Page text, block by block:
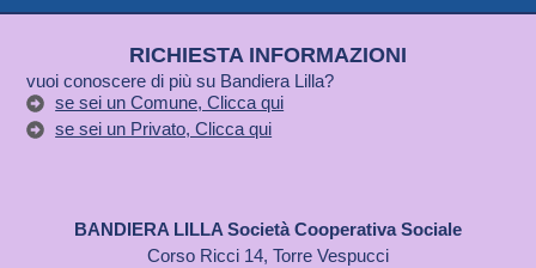
RICHIESTA INFORMAZIONI
vuoi conoscere di più su Bandiera Lilla?
se sei un Comune, Clicca qui
se sei un Privato, Clicca qui
BANDIERA LILLA Società Cooperativa Sociale
Corso Ricci 14, Torre Vespucci